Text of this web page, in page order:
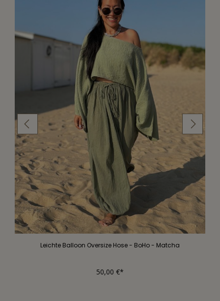
Leichte Balloon Oversize Hose - BoHo - Matcha
50,00 €*